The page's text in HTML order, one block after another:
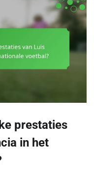
prestaties
in het